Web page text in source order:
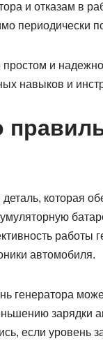
и отказам в
периодически
и
навыков и
которая
работы
автомобиля.
генератора
зарядки
если уровень